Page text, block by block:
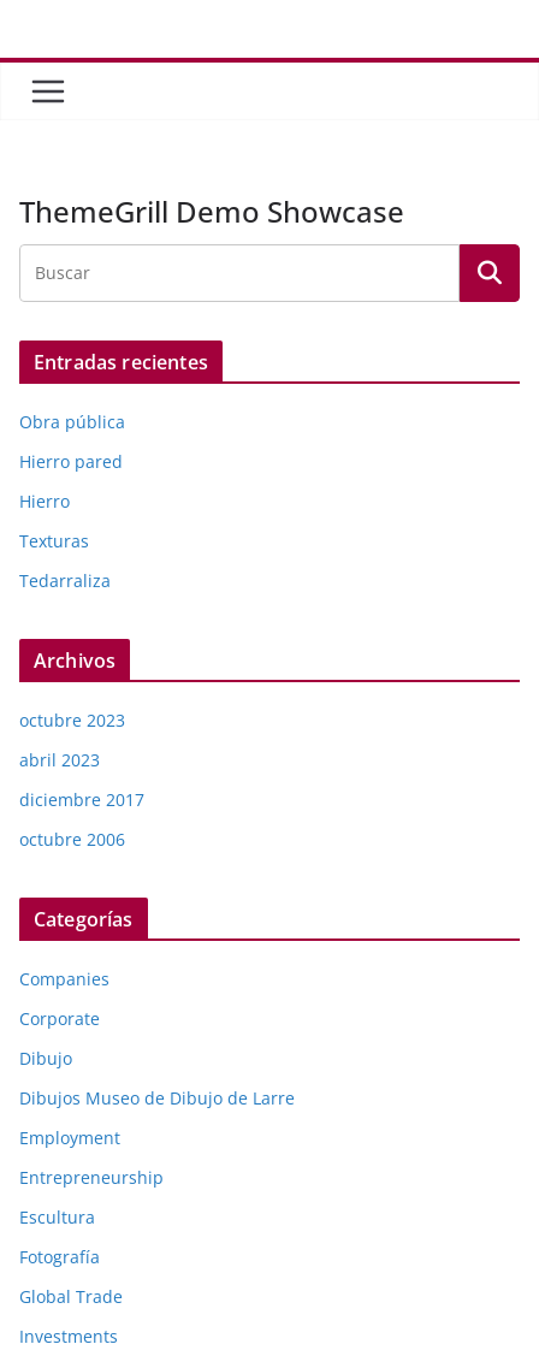
contenido
ThemeGrill Demo Showcase
Entradas recientes
Obra pública
Hierro pared
Hierro
Texturas
Tedarraliza
Archivos
octubre 2023
abril 2023
diciembre 2017
octubre 2006
Categorías
Companies
Corporate
Dibujo
Dibujos Museo de Dibujo de Larre
Employment
Entrepreneurship
Escultura
Fotografía
Global Trade
Investments